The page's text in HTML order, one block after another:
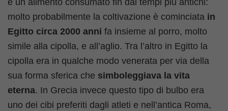
è un alimento consumato fin dai tempi più antichi:
molto probabilmente la coltivazione è cominciata in
Egitto circa 2000 anni fa insieme al porro, molto
simile alla cipolla, e all’aglio. Tra l’altro in Egitto la
cipolla era in qualche modo venerata per via della
sua forma sferica che simboleggiava la vita
eterna. In Grecia invece questo tipo di bulbo era
uno dei cibi preferiti dagli atleti e nell’antica Roma,